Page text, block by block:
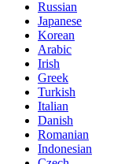
Russian
Japanese
Korean
Arabic
Irish
Greek
Turkish
Italian
Danish
Romanian
Indonesian